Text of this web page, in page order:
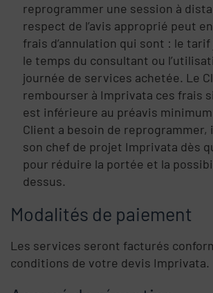
reprogrammer une session à
respect de l’avis approprié peut
frais d’annulation qui sont : le
le temps du consultant ou
journée de services achetée. Le
rembourser à Imprivata ces frais
est inférieure au préavis
Client a besoin de
son chef de projet Imprivata dès
pour réduire la portée et la
dessus.
Modalités de paiement
Les services seront facturés
conditions de votre devis Imprivata.